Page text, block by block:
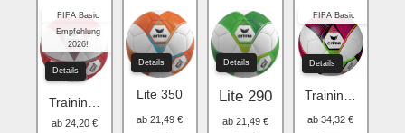
FIFA Basic
Empfehlung
2026!
Details
Training 2.0
ab 24,20 €
Details
Lite 350
ab 21,49 €
Details
Lite 290
ab 21,49 €
FIFA Basic
Details
Training 2.0
ab 34,32 €